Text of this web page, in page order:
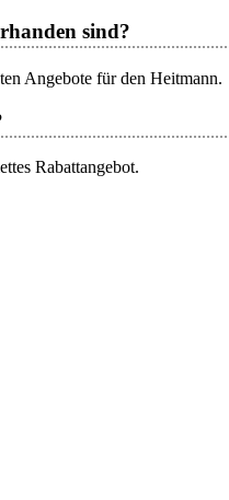
sind?
Angebote für den Heitmann.
Rabattangebot.